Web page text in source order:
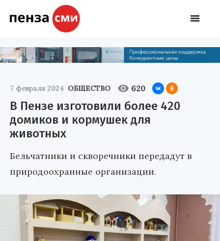
7 февраля 2024 ОБЩЕСТВО 620
В Пензе изготовили более 420
домиков и кормушек для
животных
Бельчатники и скворечники передадут в
природоохранные организации.